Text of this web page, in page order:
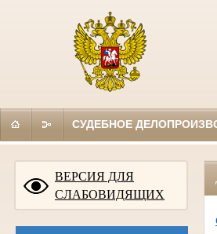
СУДЕБНОЕ
ВЕРСИЯ ДЛЯ
СЛАБОВИДЯЩИХ